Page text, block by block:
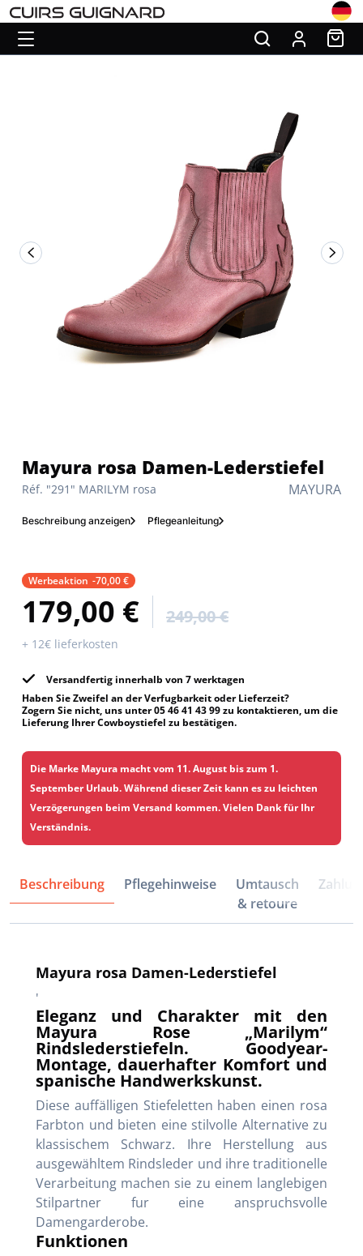
MAYURA
Réf. "291" MARILYM rosa
Mayura rosa Damen-Lederstiefel
Beschreibung anzeigen Pflegeanleitung
Werbeaktion -70,00 €
179,00 € 249,00 €
+ 12€ lieferkosten
Versandfertig innerhalb von 7 werktagen
Haben Sie Zweifel an der Verfugbarkeit oder Lieferzeit?
Zogern Sie nicht, uns unter 05 46 41 43 99 zu kontaktieren, um die
Lieferung Ihrer Cowboystiefel zu bestätigen.
Die Marke Mayura macht vom 11. August bis zum 1.
September Urlaub. Während dieser Zeit kann es zu leichten
Verzögerungen beim Versand kommen. Vielen Dank für Ihr
Verständnis.
Beschreibung Pflegehinweise
Umtausch
& retoure
Mayura rosa Damen-Lederstiefel
'
Eleganz und Charakter mit den
Mayura Rose „Marilym“
Rindslederstiefeln. Goodyear-
Montage, dauerhafter Komfort und
spanische Handwerkskunst.
Diese auffälligen Stiefeletten haben einen rosa
Farbton und bieten eine stilvolle Alternative zu
klassischem Schwarz. Ihre Herstellung aus
ausgewähltem Rindsleder und ihre traditionelle
Verarbeitung machen sie zu einem langlebigen
Stilpartner fur eine anspruchsvolle
Damengarderobe.
Funktionen